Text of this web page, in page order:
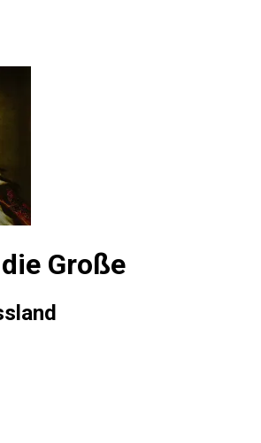
Große